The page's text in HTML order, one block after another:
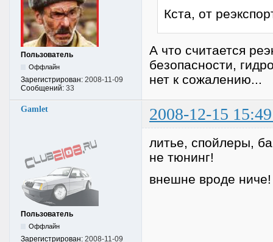
Пользователь
Оффлайн
Зарегистрирован: 2008-11-09
Сообщений: 33
Кста, от
А что считается
безопасности,
нет к сожалению...
Gamlet 2008-12-15
Пользователь
Оффлайн
Зарегистрирован: 2008-11-09
литье, спойлеры,
не тюнинг!
внешне вроде ниче!